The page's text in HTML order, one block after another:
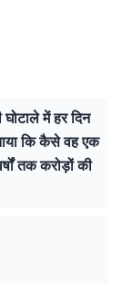
में हर दिन
कि कैसे वह एक
तक करोड़ों की